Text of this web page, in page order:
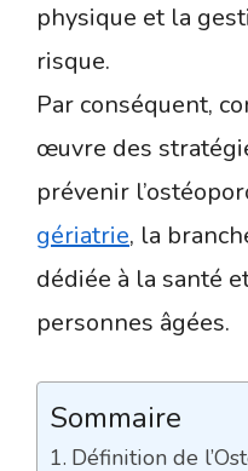
physique et la
risque.
Par conséquent,
œuvre des
prévenir
gériatrie, la
dédiée à la santé
personnes âgées.
Sommaire
Définition de